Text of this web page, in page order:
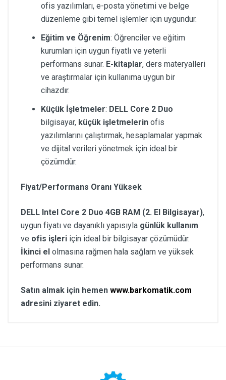
ofis yazılımları, e-posta yönetimi ve belge
düzenleme gibi temel işlemler için uygundur.
Eğitim ve Öğrenim: Öğrenciler ve eğitim
kurumları için uygun fiyatlı ve yeterli
performans sunar. E-kitaplar, ders materyalleri
ve araştırmalar için kullanıma uygun bir
cihazdır.
Küçük İşletmeler: DELL Core 2 Duo
bilgisayar, küçük işletmelerin ofis
yazılımlarını çalıştırmak, hesaplamalar yapmak
ve dijital verileri yönetmek için ideal bir
çözümdür.
Fiyat/Performans Oranı Yüksek
DELL Intel Core 2 Duo 4GB RAM (2. El Bilgisayar),
uygun fiyatı ve dayanıklı yapısıyla günlük kullanım
ve ofis işleri için ideal bir bilgisayar çözümüdür.
İkinci el olmasına rağmen hala sağlam ve yüksek
performans sunar.
Satın almak için hemen www.barkomatik.com
adresini ziyaret edin.